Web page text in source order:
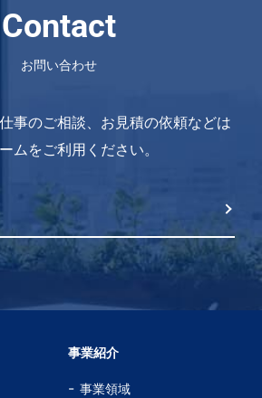
Contact
お問い合わせ
事のご相談、お見積の依頼などは
ムをご利用ください。
事業紹介
事業領域